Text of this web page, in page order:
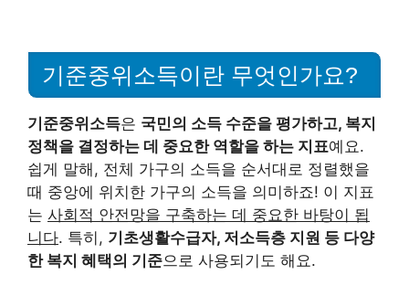
기준중위소득이란 무엇인가요?
기준중위소득은 국민의 소득 수준을 평가하고, 복지
정책을 결정하는 데 중요한 역할을 하는 지표예요.
쉽게 말해, 전체 가구의 소득을 순서대로 정렬했을
때 중앙에 위치한 가구의 소득을 의미하죠! 이 지표
는 사회적 안전망을 구축하는 데 중요한 바탕이 됩
니다. 특히, 기초생활수급자, 저소득층 지원 등 다양
한 복지 혜택의 기준으로 사용되기도 해요.